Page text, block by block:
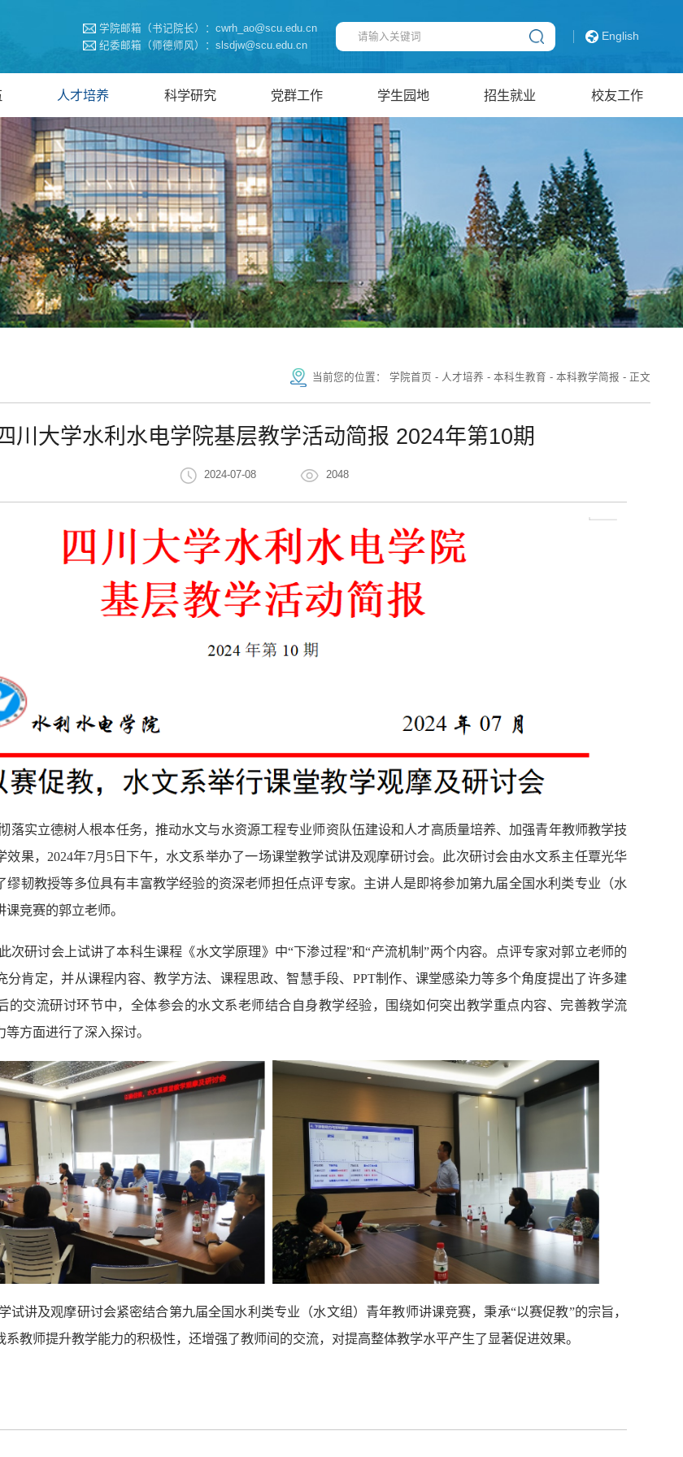
学院邮箱（书记院长）：cwrh_ao@scu.edu.cn
纪委邮箱（师德师风）：slsdjw@scu.edu.cn
English
人才培养 科学研究 党群工作 学生园地 招生就业 校友工作
当前您的位置： 学院首页 - 人才培养 - 本科生教育 - 本科教学简报 - 正文
川大学水利水电学院基层教学活动简报 2024年第10期
2024-07-08 2048
落实立德树人根本任务， 推动水文与水资源工程专业师资队伍建设和人才高质量培养、加强青年教师教学技
效果，2024年7月 5日下午，水文系举办了一场课堂教学试讲及观摩研讨会。此次研讨会由水文系主任覃光华
缪韧教授等多位具有丰富教学经验的资深老师担任点评专家。主讲人是即将参加第九届全国水利类专业（水
课竞赛的郭立老师。
次研讨会上试讲了本科生课程《水文学原理》中“下渗过程”和“产流机制”两个内容。
点评专家对郭立老师的
分肯定，并从课程内容、教学方法、课程思政、智慧手段、 PPT制作、课堂感染力等多个角度提出了许多建
的交流研讨环节中，全体参会的水文系老师结合自身教学经验，围绕如何突出教学重点内容、完善教学流
方面进行了深入探讨。
试讲及观摩研讨会紧密结合第九届全国水利类专业（水文组）青年教师讲课竞赛，秉承“以赛促教”的宗旨，
系教师提升教学能力的积极性，还增强了教师间的交流，对提高整体教学水平产生了显著促进效果。